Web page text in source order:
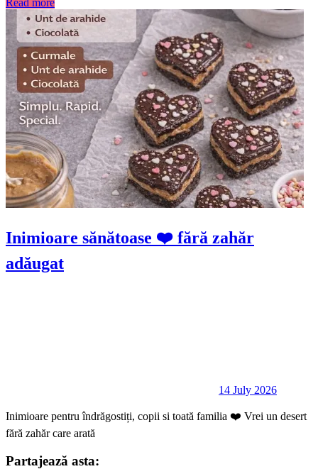
Read more
Inimioare sănătoase ❤️ fără zahăr
adăugat
14 July 2026
Inimioare pentru îndrăgostiți, copii si toată familia ❤️ Vrei un desert
fără zahăr care arată
Partajează asta: